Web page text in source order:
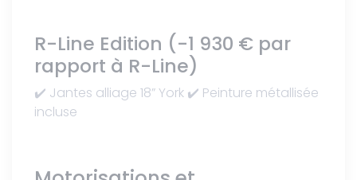
R-Line Edition (-1 930 € par
rapport à R-Line)
✔️ Jantes alliage 18” York ✔️ Peinture métallisée
incluse